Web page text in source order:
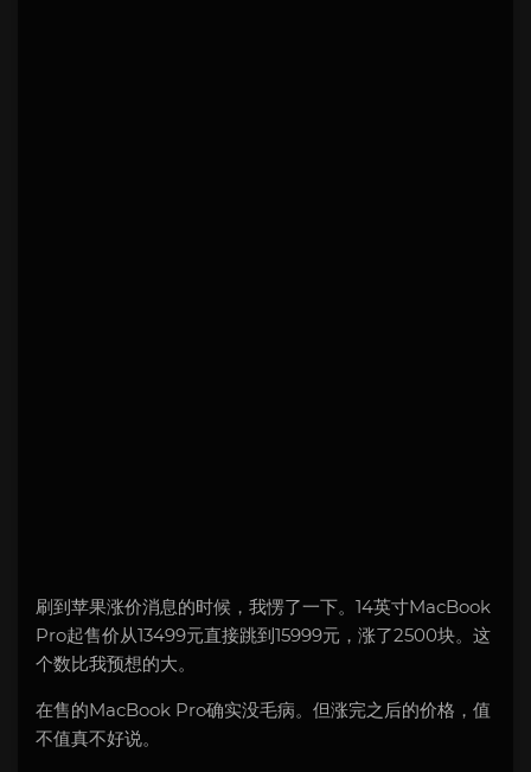
刷到苹果涨价消息的时候，我愣了一下。14英寸MacBook
Pro起售价从13499元直接跳到15999元，涨了2500块。这
个数比我预想的大。
在售的MacBook Pro确实没毛病。但涨完之后的价格，值
不值真不好说。